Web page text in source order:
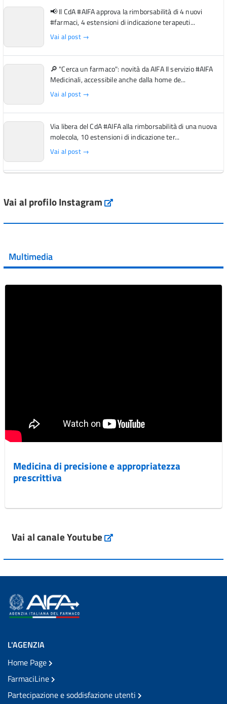
📢 Il CdA #AIFA approva la rimborsabilità di 4 nuovi
#farmaci, 4 estensioni di indicazione terapeuti...
Vai al post →
🔎 "Cerca un farmaco": novità da AIFA Il servizio #AIFA
Medicinali, accessibile anche dalla home de...
Vai al post →
Via libera del CdA #AIFA alla rimborsabilità di una nuova
molecola, 10 estensioni di indicazione ter...
Vai al post →
Vai al post →
Vai al post →
Vai al profilo Instagram Instagram
Multimedia
Medicina di precisione e appropriatezza
prescrittiva
Vai al canale Youtube
L'AGENZIA
Home Page
FarmaciLine
Partecipazione e soddisfazione utenti